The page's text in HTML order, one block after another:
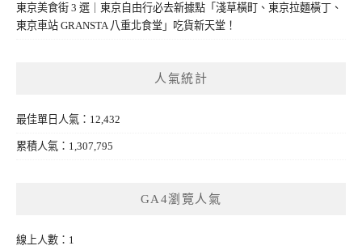
東京美食街 3 選｜東京自由行必去新據點「淺草橫町、東京拉麵橫丁、
東京車站 GRANSTA 八重北食堂」吃貨新天堂！
人氣統計
最佳單日人氣：12,432
累積人氣：1,307,795
GA4瀏覽人氣
線上人數：1